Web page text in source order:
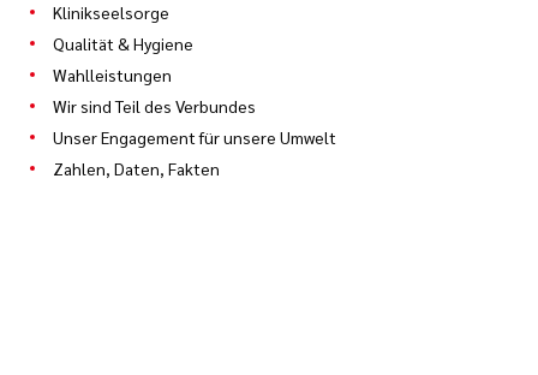
Klinikseelsorge
Qualität & Hygiene
Wahlleistungen
Wir sind Teil des Verbundes
Unser Engagement für unsere Umwelt
Zahlen, Daten, Fakten